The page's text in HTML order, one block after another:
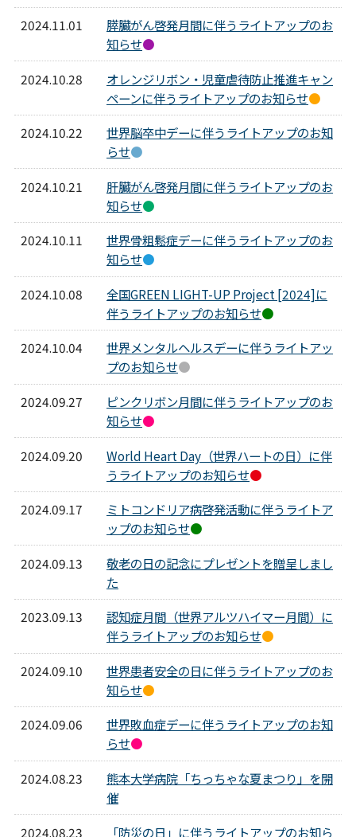
2024.11.01
膵臓がん啓発月間に伴うライトアップのお
知らせ●
2024.10.28
オレンジリボン・児童虐待防止推進キャン
ペーンに伴うライトアップのお知らせ●
2024.10.22
世界脳卒中デーに伴うライトアップのお知
らせ●
2024.10.21
肝臓がん啓発月間に伴うライトアップのお
知らせ●
2024.10.11
世界骨粗鬆症デーに伴うライトアップのお
知らせ●
2024.10.08
全国GREEN LIGHT-UP Project [2024]に
伴うライトアップのお知らせ●
2024.10.04
世界メンタルヘルスデーに伴うライトアッ
プのお知らせ●
2024.09.27
ピンクリボン月間に伴うライトアップのお
知らせ●
2024.09.20
World Heart Day（世界ハートの日）に伴
うライトアップのお知らせ●
2024.09.17
ミトコンドリア病啓発活動に伴うライトア
ップのお知らせ●
2024.09.13
敬老の日の記念にプレゼントを贈呈しまし
た
2023.09.13
認知症月間（世界アルツハイマー月間）に
伴うライトアップのお知らせ●
2024.09.10
世界患者安全の日に伴うライトアップのお
知らせ●
2024.09.06
世界敗血症デーに伴うライトアップのお知
らせ●
2024.08.23
熊本大学病院「ちっちゃな夏まつり」を開
催
2024.08.23
「防災の日」に伴うライトアップのお知ら